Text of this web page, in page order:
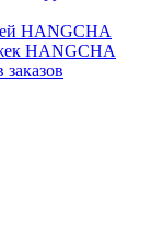
HANGCHA
HANGCHA